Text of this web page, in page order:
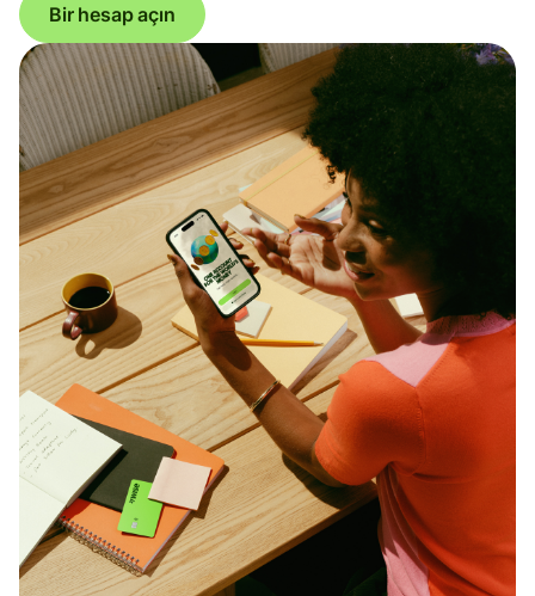
Bir hesap açın